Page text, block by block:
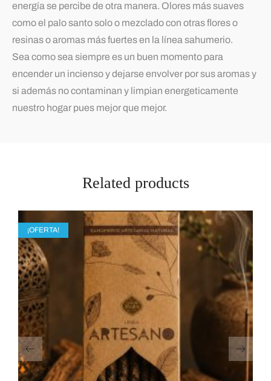
energía se percibe de otra manera. Olores más suaves
como el palo santo solo o mezclado con otras flores o
resinas o aromas más fuertes en la línea sahumerio.
Sea como sea siempre es un buen momento para
encender un incienso y dejarse envolver por sus aromas y
si además no contaminan y limpian energeticamente
nuestro hogar pues mejor que mejor.
Related products
¡OFERTA!